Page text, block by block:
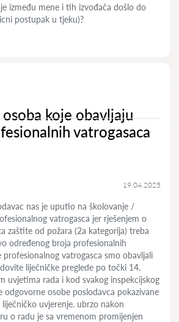
između mene i tih izvođača došlo do
postupak u tjeku)?
koje obavljaju
vatrogasaca
19.04.2025
nas je uputio na školovanje /
vatrogasca jer rješenjem o
zaštite od požara (2a kategorija) treba
određenog broja profesionalnih
profesionalnog vatrogasca smo obavljali
liječničke preglede po točki 14.
uvjetima rada i kod svakog inspekcijskog
odgovorne osobe poslodavca pokazivane
uvjerenje. ubrzo nakon
o radu je sa vremenom promijenjen